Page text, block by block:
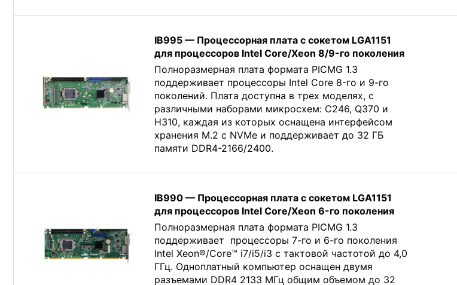
IB995 — Процессорная плата с сокетом LGA1151
для процессоров Intel Core/Xeon 8/9-го поколения
Полноразмерная плата формата PICMG 1.3
поддерживает процессоры Intel Core 8-го и 9-го
поколений. Плата доступна в трех моделях, с
различными наборами микросхем: C246, Q370 и
H310, каждая из которых оснащена интерфейсом
хранения M.2 с NVMe и поддерживает до 32 ГБ
памяти DDR4-2166/2400.
IB990 — Процессорная плата с сокетом LGA1151
для процессоров Intel Core/Xeon 6-го поколения
Полноразмерная плата формата PICMG 1.3
поддерживает процессоры 7-го и 6-го поколения
Intel Xeon®/Core™ i7/i5/i3 с тактовой частотой до 4,0
ГГц. Одноплатный компьютер оснащен двумя
разъемами DDR4 2133 МГц общим объемом до 32